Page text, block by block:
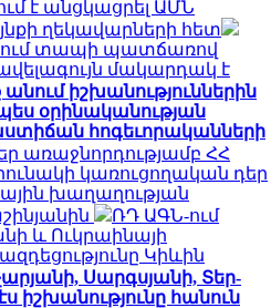
է անցկացրել ԱՄՆ
ղեկավարների հետ
տապի պատճառով
մակարդակ է
անում իշխանություններին
օրինականության
հոգեւորականների
առաջնորդությամբ ՀՀ
կառուցողական դեր
խաղաղության
ՌԴ ԱԳՆ-ում
և Ուկրաինայի
Կիևին
Սարգսյանի, Տեր-
իշխանությունը հանուն